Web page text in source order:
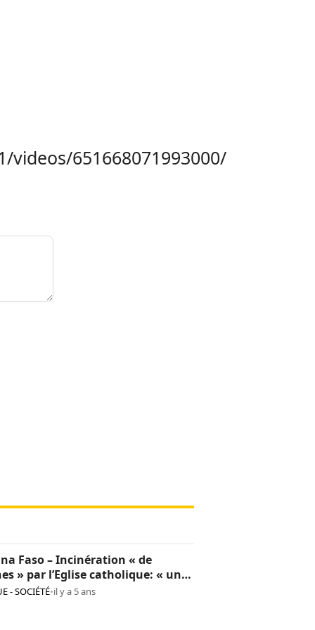
651668071993000/
Faso – Incinération « de
» par l’Eglise catholique: « une
culturelle et une provocation
- SOCIÉTÉ•il y a 5 ans